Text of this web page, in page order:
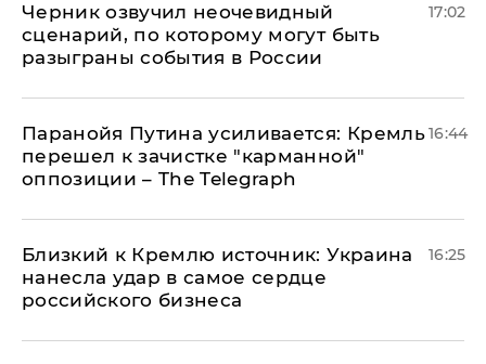
Черник озвучил неочевидный
сценарий, по которому могут быть
разыграны события в России
17:02
Паранойя Путина усиливается: Кремль
перешел к зачистке "карманной"
оппозиции – The Telegraph
16:44
Близкий к Кремлю источник: Украина
нанесла удар в самое сердце
российского бизнеса
16:25